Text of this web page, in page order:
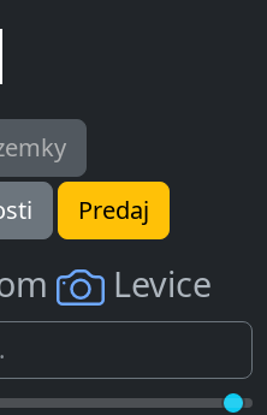
Predaj
Levice